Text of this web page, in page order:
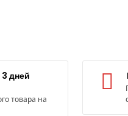
дней
товара на